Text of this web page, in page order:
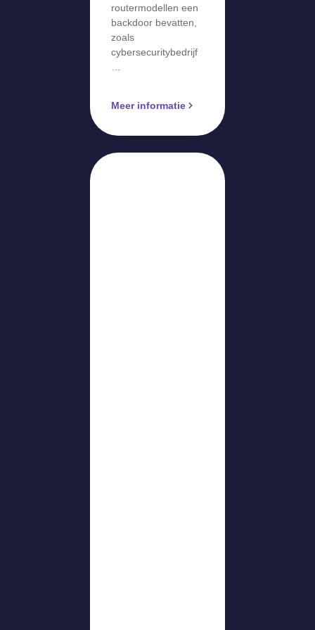
routermodellen een
backdoor bevatten,
zoals
cybersecuritybedrijf
…
Meer informatie